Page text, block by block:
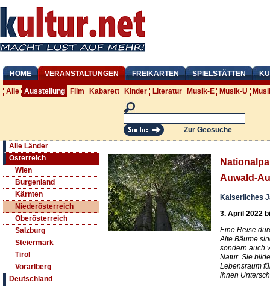
HOME VERANSTALTUNGEN FREIKARTEN SPIELSTÄTTEN
Alle Ausstellung Film Kabarett Kinder Literatur Musik-E Musik-U
Zur Geosuche
Alle Länder
Österreich
Wien
Burgenland
Kärnten
Niederösterreich
Oberösterreich
Salzburg
Steiermark
Tirol
Vorarlberg
Deutschland
Auwald-
Kaiserliches
3. April 2022
Eine Reise
Alte Bäume
sondern auch
Natur. Sie
Lebensraum
ihnen